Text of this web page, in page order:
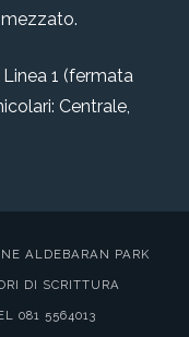
1 (fermata
Centrale,
ALDEBARAN PARK
DI SCRITTURA
081 5564013